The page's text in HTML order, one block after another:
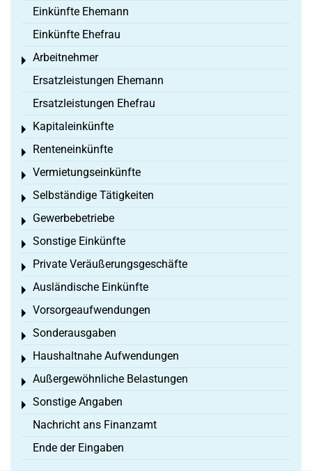
Einkünfte Ehemann
Einkünfte Ehefrau
Arbeitnehmer
Toggle menu
Ersatzleistungen Ehemann
Ersatzleistungen Ehefrau
Kapitaleinkünfte
Toggle menu
Renteneinkünfte
Toggle menu
Vermietungseinkünfte
Toggle menu
Selbständige Tätigkeiten
Toggle menu
Gewerbebetriebe
Toggle menu
Sonstige Einkünfte
Toggle menu
Private Veräußerungsgeschäfte
Toggle menu
Ausländische Einkünfte
Toggle menu
Vorsorgeaufwendungen
Toggle menu
Sonderausgaben
Toggle menu
Haushaltnahe Aufwendungen
Toggle menu
Außergewöhnliche Belastungen
Toggle menu
Sonstige Angaben
Toggle menu
Nachricht ans Finanzamt
Ende der Eingaben